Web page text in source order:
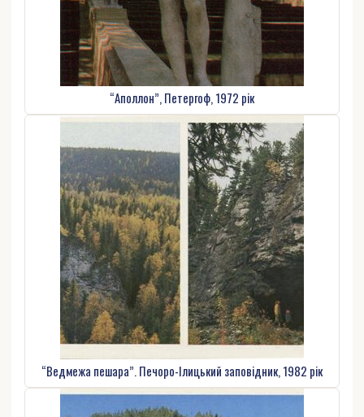
“Аполлон”, Петергоф, 1972 рік
“Ведмежа пешара”. Печоро-Ілицький заповідник, 1982 рік